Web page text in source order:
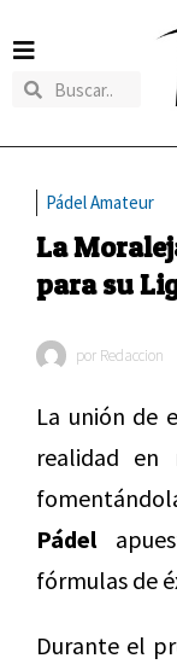
Pádel Amateur
La
para su
por Redaccion
La unión de
realidad en
Pádel
fórmulas de
Durante el